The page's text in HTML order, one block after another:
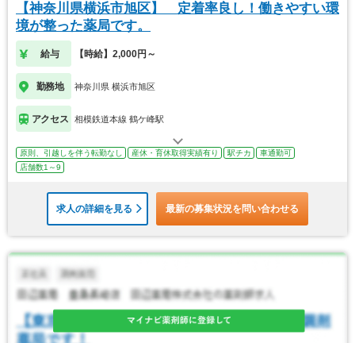
【神奈川県横浜市旭区】 定着率良し！働きやすい環
境が整った薬局です。
給与 【時給】2,000円～
勤務地 神奈川県 横浜市旭区
アクセス 相模鉄道本線 鶴ケ峰駅
原則、引越しを伴う転勤なし 産休・育休取得実績有り 駅チカ
車通勤可
店舗数1～9
求人の詳細を見る 最新の募集状況を問い合わせる